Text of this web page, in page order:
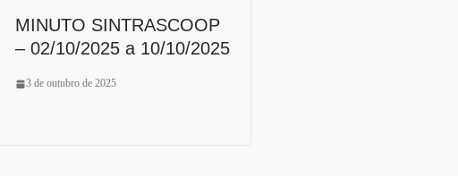
MINUTO SINTRASCOOP
– 02/10/2025 a 10/10/2025
3 de outubro de 2025